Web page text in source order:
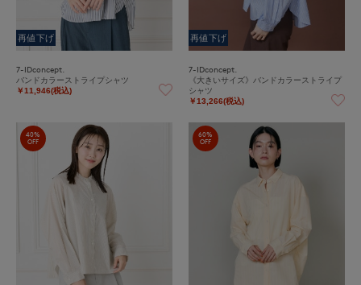
再値下げ
7-IDconcept.
バンドカラーストライプシャツ
￥11,946(税込)
再値下げ
7-IDconcept.
《大きいサイズ》バンドカラーストライプ
シャツ
￥13,266(税込)
40%
OFF
60%
OFF